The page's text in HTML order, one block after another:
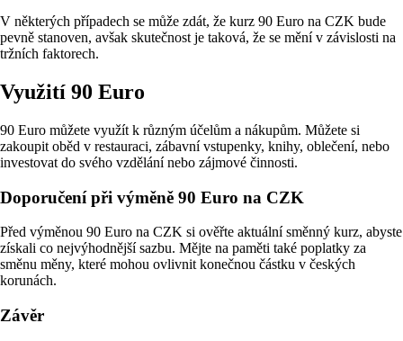
V některých případech se může zdát, že kurz 90 Euro na CZK bude
pevně stanoven, avšak skutečnost je taková, že se mění v závislosti na
tržních faktorech.
Využití 90 Euro
90 Euro můžete využít k různým účelům a nákupům. Můžete si
zakoupit oběd v restauraci, zábavní vstupenky, knihy, oblečení, nebo
investovat do svého vzdělání nebo zájmové činnosti.
Doporučení při výměně 90 Euro na CZK
Před výměnou 90 Euro na CZK si ověřte aktuální směnný kurz, abyste
získali co nejvýhodnější sazbu. Mějte na paměti také poplatky za
směnu měny, které mohou ovlivnit konečnou částku v českých
korunách.
Závěr